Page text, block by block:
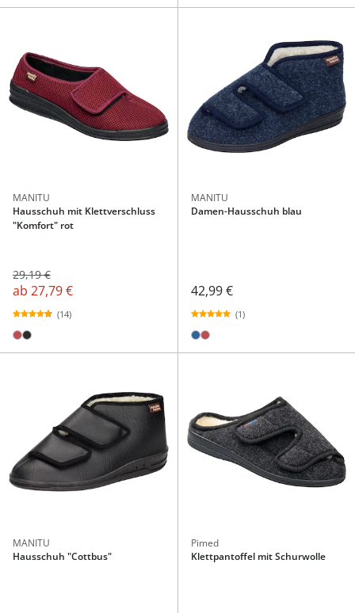
MANITU
Hausschuh mit Klettverschluss
"Komfort" rot
29,19 €
ab 27,79 €
(14)
MANITU
Damen-Hausschuh blau
42,99 €
(1)
MANITU
Hausschuh "Cottbus"
Pimed
Klettpantoffel mit Schurwolle